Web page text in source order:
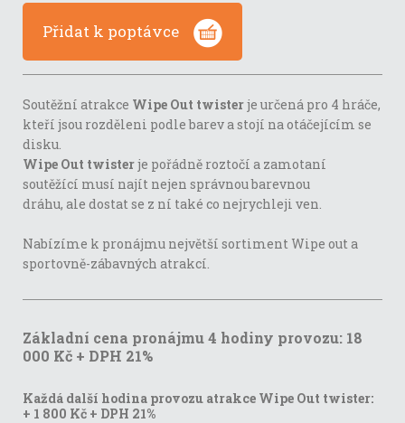
Přidat k poptávce
Soutěžní atrakce Wipe Out twisterje určená pro 4 hráče,
kteří jsou rozděleni podle barev a stojí na otáčejícím se
disku.
Wipe Out twisterje pořádně roztočí a zamotaní
soutěžící musí najít nejen správnou barevnou
dráhu, ale dostat se z ní také co nejrychleji ven.
Nabízíme k pronájmu největší sortiment Wipe out a
sportovně-zábavných atrakcí.
Základní cena pronájmu 4 hodiny provozu: 18
000 Kč + DPH 21%
Každá další hodina provozu atrakce Wipe Out twister:
+ 1 800 Kč + DPH 21%